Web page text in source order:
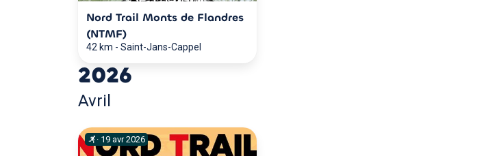
Nord Trail Monts de Flandres
(NTMF)
42 km - Saint-Jans-Cappel
2026
Avril
· 19 avr 2026